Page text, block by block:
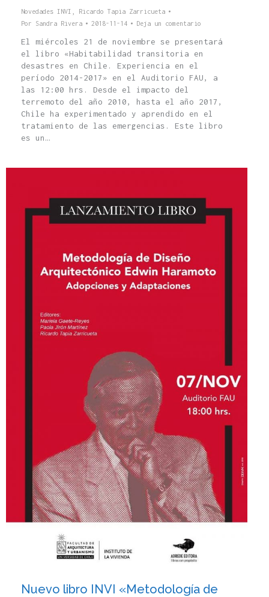
Novedades INVI
Ricardo Tapia Zarricueta
Por Sandra Rivera 2018-11-14 Deja un comentario
El miércoles 21 de noviembre se presentará
el libro «Habitabilidad transitoria en
desastres en Chile. Experiencia en el
período 2014-2017» en el Auditorio FAU, a
las 12:00 hrs. Desde el impacto del
terremoto del año 2010, hasta el año 2017,
Chile ha experimentado y aprendido en el
tratamiento de las emergencias. Este libro
es un…
Nuevo libro INVI «Metodología de